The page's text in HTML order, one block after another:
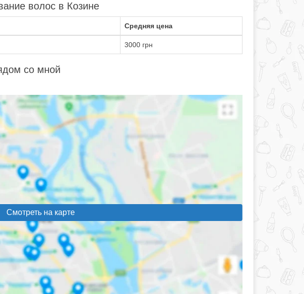
волос в Козине
Средняя цена
3000 грн
со мной
Смотреть на карте